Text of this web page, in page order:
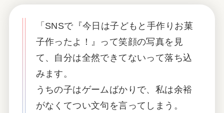
「SNSで『今日は子どもと手作りお菓
子作ったよ！』って笑顔の写真を見
て、自分は全然できてないって落ち込
みます。
うちの子はゲームばかりで、私は余裕
がなくてつい文句を言ってしまう。